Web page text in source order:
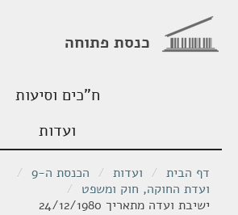
כנסת פתוחה
ח"כים וסיעות
ועדות
דף הבית / ועדות / הכנסת ה-9
/
ועדת החוקה, חוק ומשפט /
ישיבת ועדה מתאריך 24/12/1980